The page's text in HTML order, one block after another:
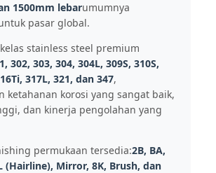
1500mm lebarumumnya
pasar global.
stainless steel premium
302, 303, 304, 304L, 309S, 310S,
317L, 321, dan 347,
ketahanan korosi yang sangat baik,
dan kinerja pengolahan yang
permukaan tersedia:2B, BA,
(Hairline), Mirror, 8K, Brush, dan